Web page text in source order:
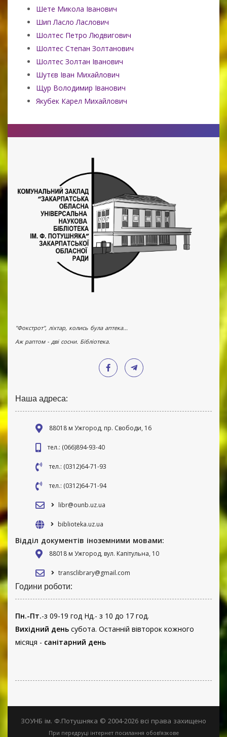
Шете Микола Іванович
Шип Ласло Ласлович
Шолтес Петро Людвигович
Шолтес Степан Золтанович
Шолтес Золтан Іванович
Шутєв Іван Михайлович
Щур Володимир Іванович
Якубек Карел Михайлович
"Фокстрот", ліхтар, колись була аптека...
Аж раптом - дві сосни. Бібліотека.
Наша адреса:
88018 м Ужгород, пр. Свободи, 16
тел.: (066)894-93-40
тел.: (0312)64-71-93
тел.: (0312)64-71-94
libr@ounb.uz.ua
biblioteka.uz.ua
Відділ документів іноземними мовами:
88018 м Ужгород, вул. Капітульна, 10
transclibrary@gmail.com
Години роботи:
Пн.-Пт.-з 09-19 год Нд.- з 10 до 17 год.
Вихідний день субота. Останній вівторок кожного
місяця - санітарний день
ЗОУНБ ім. Ф.Потушняка © 2004-2026 всі права захищено
При передруці інтернет посилання обов’язкове